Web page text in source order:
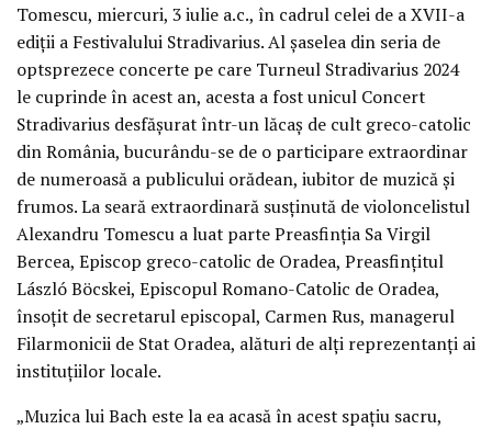
Tomescu, miercuri, 3 iulie a.c., în cadrul celei de a XVII-a
ediții a Festivalului Stradivarius. Al șaselea din seria de
optsprezece concerte pe care Turneul Stradivarius 2024
le cuprinde în acest an, acesta a fost unicul Concert
Stradivarius desfășurat într-un lăcaș de cult greco-catolic
din România, bucurându-se de o participare extraordinar
de numeroasă a publicului orădean, iubitor de muzică și
frumos. La seară extraordinară susținută de violoncelistul
Alexandru Tomescu a luat parte Preasfinția Sa Virgil
Bercea, Episcop greco-catolic de Oradea, Preasfințitul
László Böcskei, Episcopul Romano-Catolic de Oradea,
însoțit de secretarul episcopal, Carmen Rus, managerul
Filarmonicii de Stat Oradea, alături de alți reprezentanți ai
instituțiilor locale.
„Muzica lui Bach este la ea acasă în acest spațiu sacru,